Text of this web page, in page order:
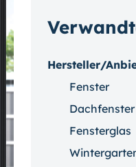
Hersteller/
Fenster
Dachfenster
Fensterglas